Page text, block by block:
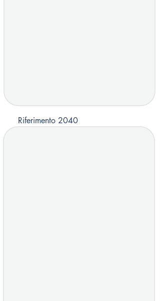
Riferimento 2040